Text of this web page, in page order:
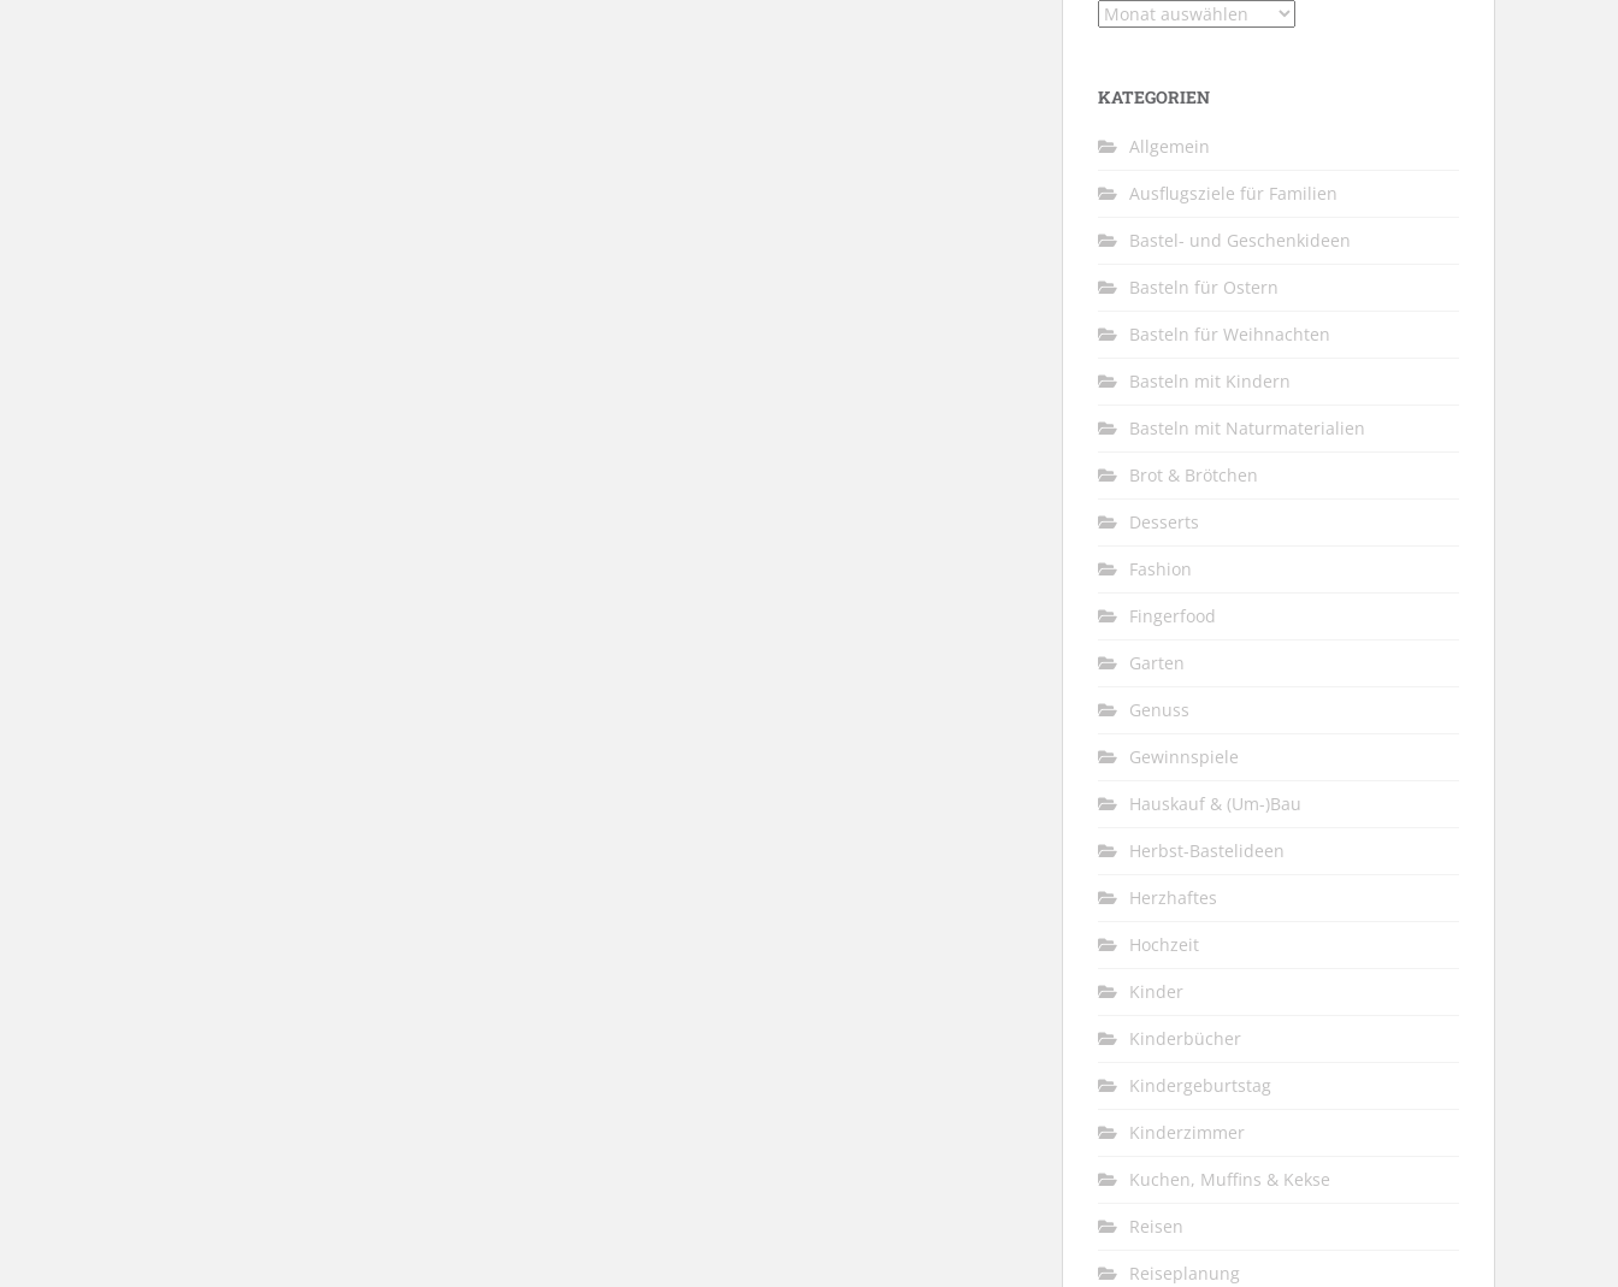
Archiv
KATEGORIEN
Allgemein
Ausflugsziele für Familien
Bastel- und Geschenkideen
Basteln für Ostern
Basteln für Weihnachten
Basteln mit Kindern
Basteln mit Naturmaterialien
Brot & Brötchen
Desserts
Fashion
Fingerfood
Garten
Genuss
Gewinnspiele
Hauskauf & (Um-)Bau
Herbst-Bastelideen
Herzhaftes
Hochzeit
Kinder
Kinderbücher
Kindergeburtstag
Kinderzimmer
Kuchen, Muffins & Kekse
Reisen
Reiseplanung